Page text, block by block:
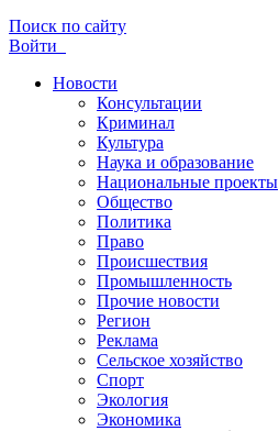
Поиск по сайту
Войти
Новости
Консультации
Криминал
Культура
Наука и образование
Национальные проекты
Общество
Политика
Право
Происшествия
Промышленность
Прочие новости
Регион
Реклама
Сельское хозяйство
Спорт
Экология
Экономика